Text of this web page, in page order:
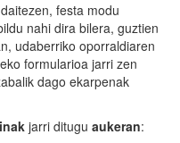
festa modu
nahi dira bilera, guztien
udaberriko oporraldiaren
formularioa jarri zen
dago ekarpenak
jarri ditugu aukeran: